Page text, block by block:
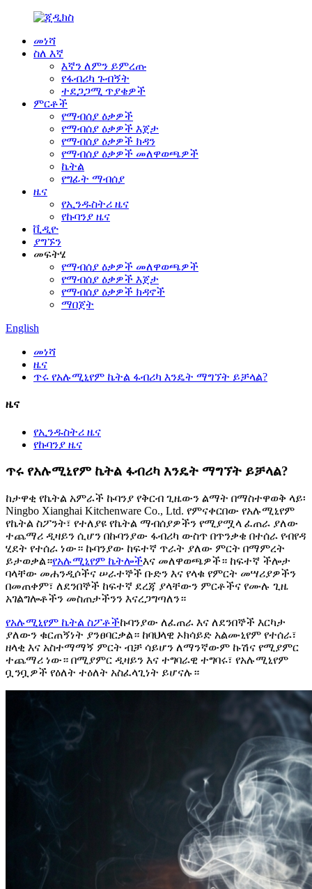
መነሻ
ስለ እኛ
እኛን ለምን ይምረጡ
የፋብሪካ ጉብኝት
ተደጋጋሚ ጥያቄዎች
ምርቶች
የማብሰያ ዕቃዎች
የማብሰያ ዕቃዎች እጀታ
የማብሰያ ዕቃዎች ክዳን
የማብሰያ ዕቃዎች መለዋወጫዎች
ኬትል
የግፊት ማብሰያ
ዜና
የኢንዱስትሪ ዜና
የኩባንያ ዜና
ቪዲዮ
ያግኙን
መፍትሄ
የማብሰያ ዕቃዎች መለዋወጫዎች
የማብሰያ ዕቃዎች እጀታ
የማብሰያ ዕቃዎች ክዳኖች
ማበጀት
English
መነሻ
ዜና
ጥሩ የአሉሚኒየም ኬትል ፋብሪካ እንዴት ማግኘት ይቻላል?
ዜና
የኢንዱስትሪ ዜና
የኩባንያ ዜና
ጥሩ የአሉሚኒየም ኬትል ፋብሪካ እንዴት ማግኘት ይቻላል?
ከታዋቂ የኬትል አምራች ኩባንያ የቅርብ ጊዜውን ልማት በማስተዋወቅ ላይ፡
Ningbo Xianghai Kitchenware Co., Ltd. የምናቀርበው የአሉሚኒየም
የኬትል ስፖንት፣ የተለያዩ የኬትል ማብሰያዎችን የሚያሟላ ፈጠራ ያለው
ተጨማሪ ዲዛይን ሲሆን በኩባንያው ፋብሪካ ውስጥ በጥንቃቄ በተሰራ የብየዳ
ሂደት የተሰራ ነው። ኩባንያው ከፍተኛ ጥራት ያለው ምርት በማምረት
ይታወቃል።የአሉሚኒየም ኬትሎችእና መለዋወጫዎች። ከፍተኛ ችሎታ
ባላቸው መሐንዲሶችና ሠራተኞች ቡድን እና የላቁ የምርት መሣሪያዎችን
በመጠቀም፣ ለደንበኞች ከፍተኛ ደረጃ ያላቸውን ምርቶችና የሙሉ ጊዜ
አገልግሎቶችን መስጠታችንን እናረጋግጣለን።
የአሉሚኒየም ኬትል ስፖቶችኩባንያው ለፈጠራ እና ለደንበኞች እርካታ
ያለውን ቁርጠኝነት ያንፀባርቃል። ከባህላዊ ኦክሳይድ አልሙኒየም የተሰራ፣
ዘላቂ እና አስተማማኝ ምርት ብቻ ሳይሆን ለማንኛውም ኩሽና የሚያምር
ተጨማሪ ነው። በሚያምር ዲዛይን እና ተግባራዊ ተግባሩ፣ የአሉሚኒየም
ቧንቧዎች የዕለት ተዕለት አስፈላጊነት ይሆናሉ።